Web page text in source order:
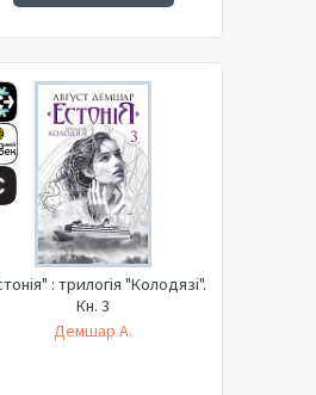
: трилогія "Колодязі".
Кн. 3
Демшар А.